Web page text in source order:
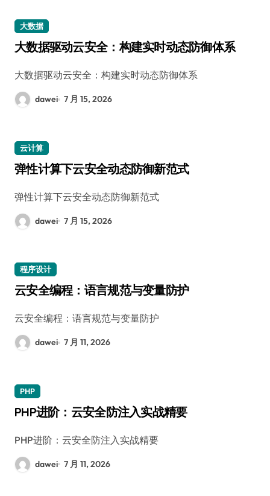
大数据
大数据驱动云安全：构建实时动态防御体系
大数据驱动云安全：构建实时动态防御体系
dawei 7 月 15, 2026
云计算
弹性计算下云安全动态防御新范式
弹性计算下云安全动态防御新范式
dawei 7 月 15, 2026
程序设计
云安全编程：语言规范与变量防护
云安全编程：语言规范与变量防护
dawei 7 月 11, 2026
PHP
PHP进阶：云安全防注入实战精要
PHP进阶：云安全防注入实战精要
dawei 7 月 11, 2026